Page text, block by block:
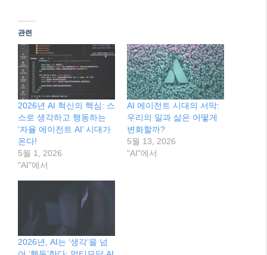
관련
2026년 AI 혁신의 핵심: 스
스로 생각하고 행동하는
‘자율 에이전트 AI’ 시대가
온다!
5월 1, 2026
"AI"에서
AI 에이전트 시대의 서막:
우리의 일과 삶은 어떻게
변화할까?
5월 13, 2026
"AI"에서
2026년, AI는 ‘생각’을 넘